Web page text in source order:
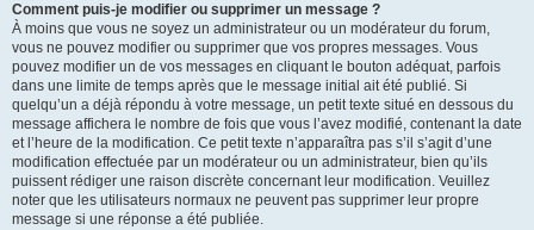
Comment puis-je modifier ou supprimer un message ?
À moins que vous ne soyez un administrateur ou un modérateur du forum,
vous ne pouvez modifier ou supprimer que vos propres messages. Vous
pouvez modifier un de vos messages en cliquant le bouton adéquat, parfois
dans une limite de temps après que le message initial ait été publié. Si
quelqu’un a déjà répondu à votre message, un petit texte situé en dessous du
message affichera le nombre de fois que vous l’avez modifié, contenant la date
et l’heure de la modification. Ce petit texte n’apparaîtra pas s’il s’agit d’une
modification effectuée par un modérateur ou un administrateur, bien qu’ils
puissent rédiger une raison discrète concernant leur modification. Veuillez
noter que les utilisateurs normaux ne peuvent pas supprimer leur propre
message si une réponse a été publiée.